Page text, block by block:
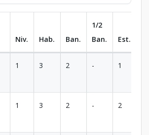
Niv. Hab. Ban.
1/2
Ban.
Est.
1 3 2 - 1
1 3 2 - 2